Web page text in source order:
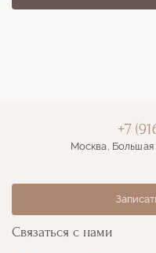
Связаться с нами
+7
Москва,